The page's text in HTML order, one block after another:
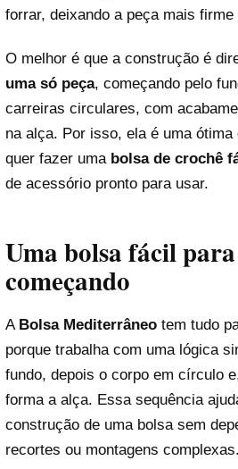
forrar, deixando a peça mais firme
O melhor é que a construção é
uma só peça, começando pelo
carreiras circulares, com
na alça. Por isso, ela é uma ótima
quer fazer uma bolsa de crochê
de acessório pronto para usar.
Uma bolsa fácil
começando
A Bolsa Mediterrâneo tem tudo
porque trabalha com uma lógica
fundo, depois o corpo em círculo
forma a alça. Essa sequência
construção de uma bolsa sem
recortes ou montagens complexas.